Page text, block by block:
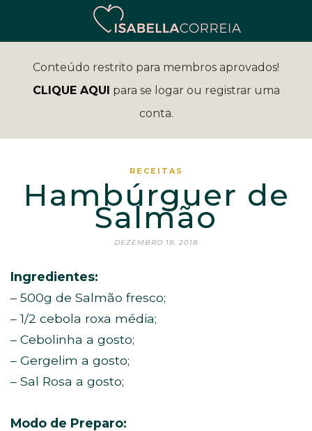
Conteúdo restrito para membros aprovados!
CLIQUE AQUI para se logar ou registrar uma
conta.
RECEITAS
Hambúrguer de
Salmão
DEZEMBRO 18, 2018
Ingredientes:
– 500g de Salmão fresco;
– 1/2 cebola roxa média;
– Cebolinha a gosto;
– Gergelim a gosto;
– Sal Rosa a gosto;
Modo de Preparo: